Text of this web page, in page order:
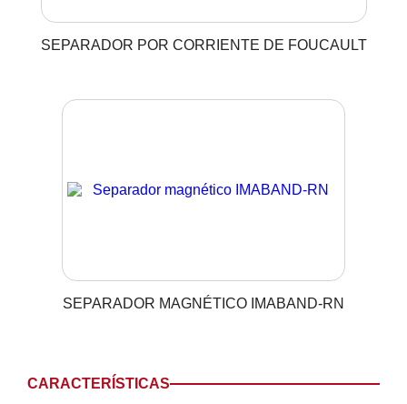
SEPARADOR POR CORRIENTE DE FOUCAULT
SEPARADOR MAGNÉTICO IMABAND-RN
CARACTERÍSTICAS